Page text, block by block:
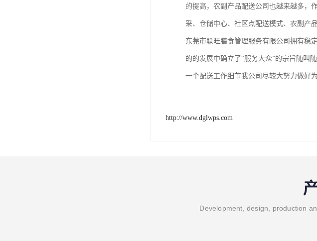
的提高，农副产品配送公司也越来越多，
采、仓储中心、社区点配送模式、农副产
东莞市联旺膳食管理服务有限公司拥有稳
的的发展中确立了“服务大众”的宗旨随叫
一个配送工作细节我公司尽较大努力做好
http://www.dglwps.com
Development, design, production